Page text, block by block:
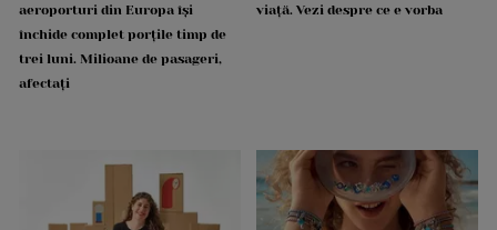
aeroporturi din Europa își
închide complet porțile timp de
trei luni. Milioane de pasageri,
afectați
viață. Vezi despre ce e vorba